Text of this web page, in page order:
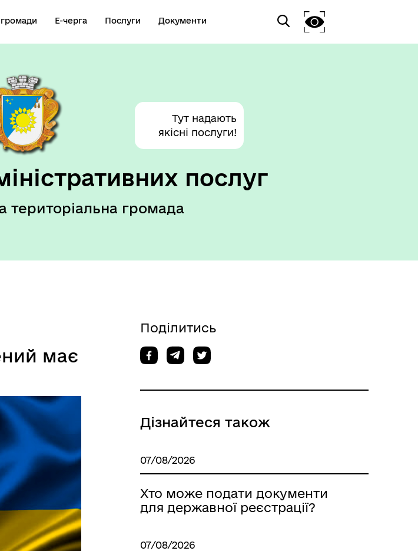
Е-черга Послуги Документи
Тут надають
якісні послуги!
послуг
територіальна громада
має
Поділитись
Дізнайтеся також
07/08/2026
Хто може подати документи
для державної реєстрації?
07/08/2026